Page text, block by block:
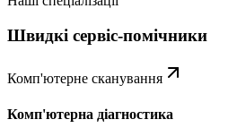
Швидкі сервіс-помічники
Комп'ютерне сканування
Комп'ютерна діагностика